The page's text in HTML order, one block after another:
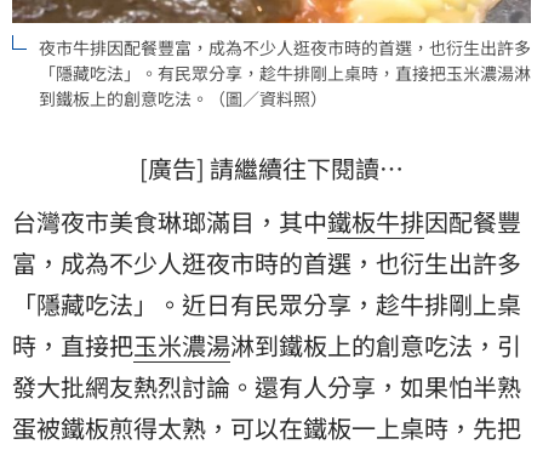
夜市牛排因配餐豐富，成為不少人逛夜市時的首選，也衍生出許多
「隱藏吃法」。有民眾分享，趁牛排剛上桌時，直接把玉米濃湯淋
到鐵板上的創意吃法。（圖／資料照）
[廣告] 請繼續往下閱讀…
台灣夜市美食琳瑯滿目，其中鐵板牛排因配餐豐
富，成為不少人逛夜市時的首選，也衍生出許多
「隱藏吃法」。近日有民眾分享，趁牛排剛上桌
時，直接把玉米濃湯淋到鐵板上的創意吃法，引
發大批網友熱烈討論。還有人分享，如果怕半熟
蛋被鐵板煎得太熟，可以在鐵板一上桌時，先把